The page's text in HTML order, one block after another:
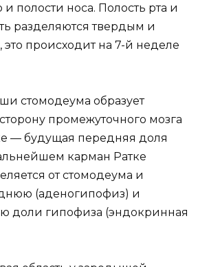
и полости носа. Полость рта и
разделяются твердым и
происходит на 7-й неделе
стомодеума образует
промежуточного мозга
— будущая передняя доля
карман Ратке
от стомодеума и
(аденогипофиз) и
доли гипофиза (эндокринная